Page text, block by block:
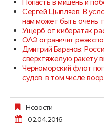
Попасть в мишень и
Сергей Цыпляев: В
нам может быть очень
Ущерб от кибератак
ОАЭ ограничит
Дмитрий Баранов:
сверхтяжелую ракету
Черноморский флот
судов, в том числе
Новости
02.04.2016